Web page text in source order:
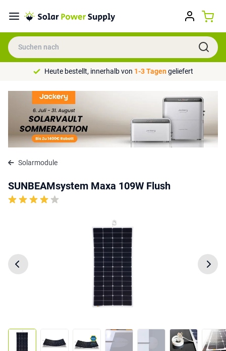
Heute bestellt, innerhalb von 1-3 Tagengeliefert
Solarmodule
SUNBEAMsystem Maxa 109W Flush